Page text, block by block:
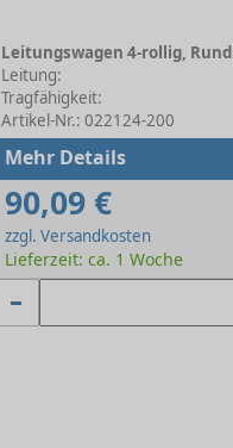
Leitung:
Tragfähigkeit:
Artikel-Nr.: 022124-200
Mehr Details
90,09 €
zzgl. Versandkosten
Lieferzeit: ca. 1 Woche